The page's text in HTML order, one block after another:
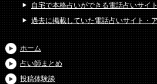
自宅で本格占いができる電話占いサイ
過去に掲載していた電話占いサイト・
ホーム
占い師まとめ
投稿体験談